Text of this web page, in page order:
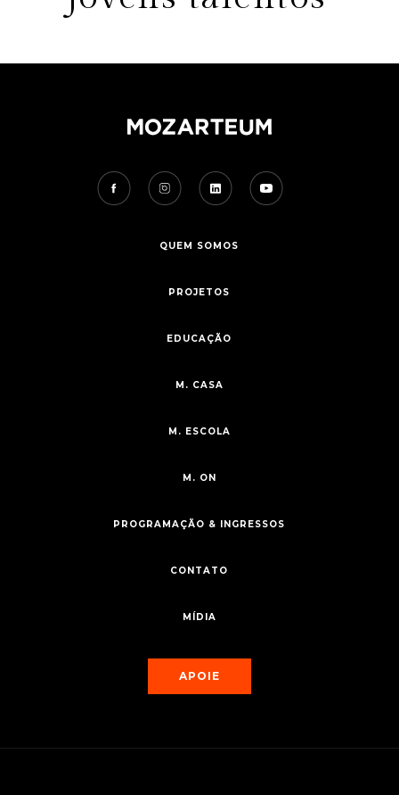
QUEM SOMOS
PROJETOS
EDUCAÇÃO
M. CASA
M. ESCOLA
M. ON
PROGRAMAÇÃO & INGRESSOS
CONTATO
MÍDIA
APOIE